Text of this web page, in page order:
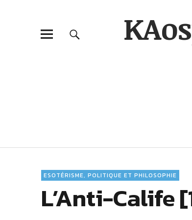
ESOTÉRISME, POLITIQUE ET PHILOSOPHIE
L’Anti-Calife